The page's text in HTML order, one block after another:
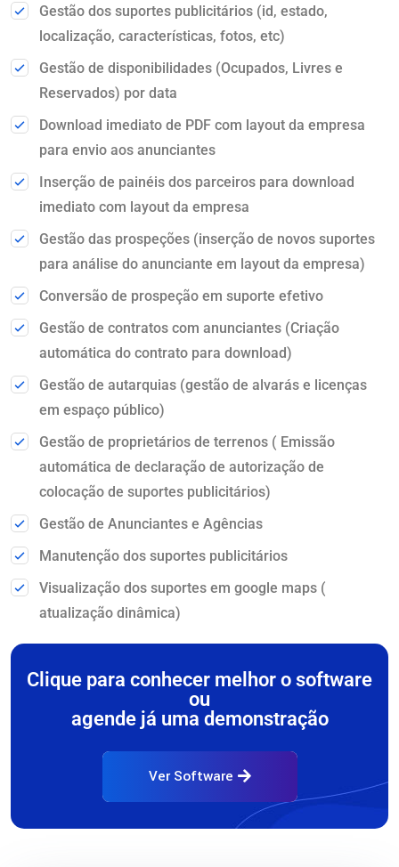
Gestão dos suportes publicitários (id, estado,
localização, características, fotos, etc)
Gestão de disponibilidades (Ocupados, Livres e
Reservados) por data
Download imediato de PDF com layout da empresa
para envio aos anunciantes
Inserção de painéis dos parceiros para download
imediato com layout da empresa
Gestão das prospeções (inserção de novos suportes
para análise do anunciante em layout da empresa)
Conversão de prospeção em suporte efetivo
Gestão de contratos com anunciantes (Criação
automática do contrato para download)
Gestão de autarquias (gestão de alvarás e licenças
em espaço público)
Gestão de proprietários de terrenos ( Emissão
automática de declaração de autorização de
colocação de suportes publicitários)
Gestão de Anunciantes e Agências
Manutenção dos suportes publicitários
Visualização dos suportes em google maps (
atualização dinâmica)
Clique para conhecer melhor o software
ou
agende já uma demonstração
Ver Software